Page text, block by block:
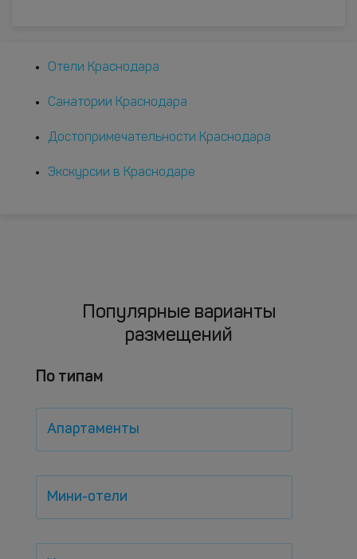
Отели Краснодара
Санатории Краснодара
Достопримечательности Краснодара
Экскурсии в Краснодаре
Популярные варианты
размещений
По типам
Апартаменты
Мини-отели